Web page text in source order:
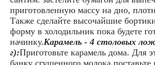
приготовленную массу на дно,
Также сделайте высочайшие
форму в холодильник пока будете
начинку.Карамель - 4 столовых
г):Приготовьте карамель дома. Для
банку сгущенного молока поставьте